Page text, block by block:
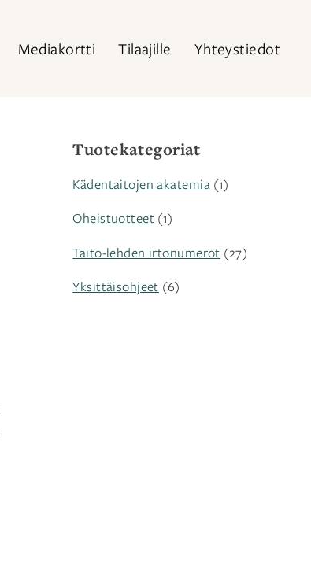
Mediakortti Tilaajille Yhteystiedot
Tuotekategoriat
Kädentaitojen akatemia (1)
Oheistuotteet (1)
Taito-lehden irtonumerot (27)
Yksittäisohjeet (6)